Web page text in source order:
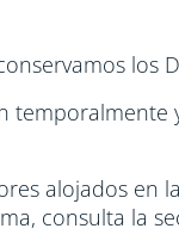
los
alojados
consulta la